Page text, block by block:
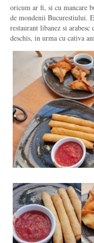
oricum ar fi, si cu mancare
de mondenii Bucurestiului.
restaurant libanez si
deschis, in urma cu cativa